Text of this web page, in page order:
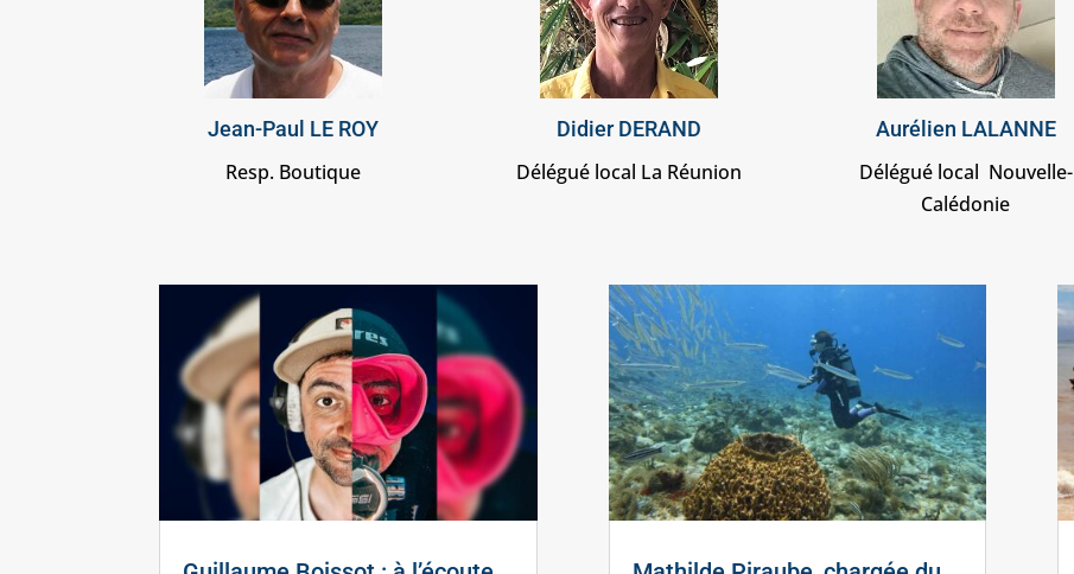
Jean-Paul LE ROY
Resp. Boutique
Didier DERAND
Délégué local La Réunion
Aurélien LALANNE
Délégué local Nouvelle-
Calédonie